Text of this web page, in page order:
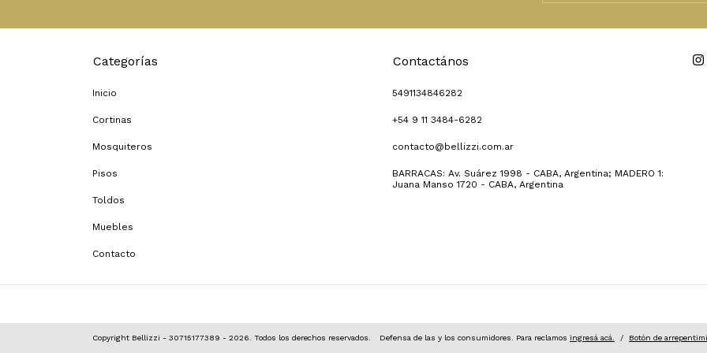
Categorías
Inicio
Cortinas
Mosquiteros
Pisos
Toldos
Muebles
Contacto
Contactános
5491134846282
+54 9 11 3484-6282
contacto@bellizzi.com.ar
BARRACAS: Av. Suárez 1998 - CABA, Argentina; MADERO 1:
Juana Manso 1720 - CABA, Argentina
Copyright Bellizzi - 30715177389 - 2026. Todos los derechos reservados. Defensa de las y los consumidores. Para reclamos ingresá acá. / Botón de